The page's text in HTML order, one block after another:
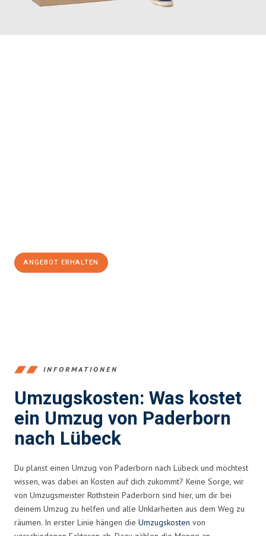
ANGEBOT ERHALTEN
INFORMATIONEN
Umzugskosten: Was kostet
ein Umzug von Paderborn
nach Lübeck
Du planst einen Umzug von Paderborn nach Lübeck und möchtest
wissen, was dabei an Kosten auf dich zukommt? Keine Sorge, wir
von Umzugsmeister Rothstein Paderborn sind hier, um dir bei
deinem Umzug zu helfen und alle Unklarheiten aus dem Weg zu
räumen. In erster Linie hängen die Umzugskosten von